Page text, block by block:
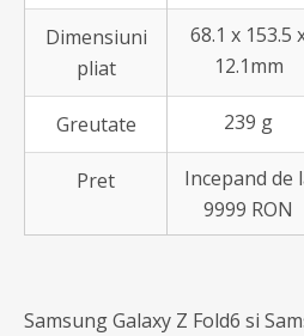
Dimensiuni
pliat
68.1 x 153.5
12.1mm
Greutate 239 g
Pret
Incepand de
9999 RON
Samsung Galaxy Z Fold6 si